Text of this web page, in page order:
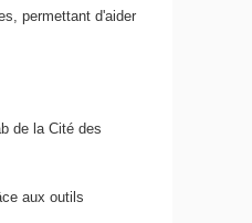
permettant d'aider
de la Cité des
aux outils